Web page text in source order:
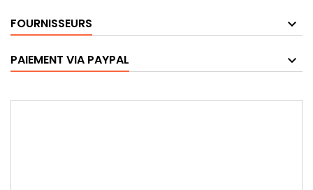
FOURNISSEURS
PAIEMENT VIA PAYPAL